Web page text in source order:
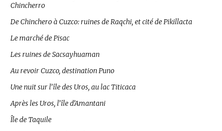
Chincherro
De Chinchero à Cuzco: ruines de Raqchi, et cité de Pikillacta
Le marché de Pisac
Les ruines de Sacsayhuaman
Au revoir Cuzco, destination Puno
Une nuit sur l’île des Uros, au lac Titicaca
Après les Uros, l’île d’Amantani
Île de Taquile